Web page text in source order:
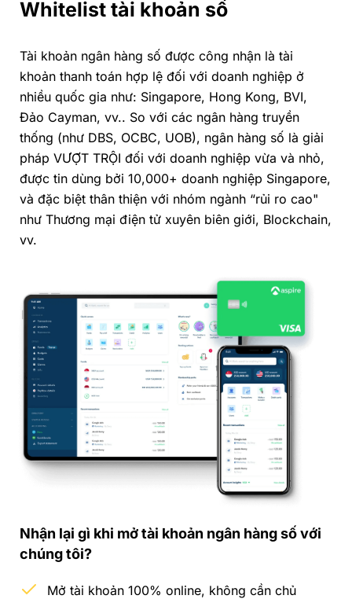
Whitelist tài khoản số
Tài khoản ngân hàng số được công nhận là tài
khoản thanh toán hợp lệ đối với doanh nghiệp ở
nhiều quốc gia như: Singapore, Hong Kong, BVI,
Đảo Cayman, vv.. So với các ngân hàng truyền
thống (như DBS, OCBC, UOB), ngân hàng số là giải
pháp VƯỢT TRỘI đối với doanh nghiệp vừa và nhỏ,
được tin dùng bởi 10,000+ doanh nghiệp Singapore,
và đặc biệt thân thiện với nhóm ngành “rủi ro cao"
như Thương mại điện tử xuyên biên giới, Blockchain,
vv.
Nhận lại gì khi mở tài khoản ngân hàng số với
chúng tôi?
Mở tài khoản 100% online, không cần chủ